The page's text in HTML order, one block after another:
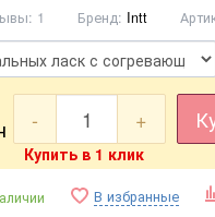
1 Бренд: Intt
- +
Купить в 1 клик
В избранные